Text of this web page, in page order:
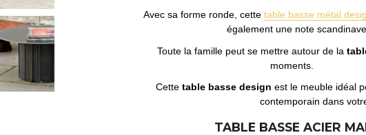
Avec sa forme ronde, cette table basse métal
également une note
Toute la famille peut se mettre autour de la
Cette table basse design est le meuble idéal
contemporain dans
TABLE BASSE ACIER